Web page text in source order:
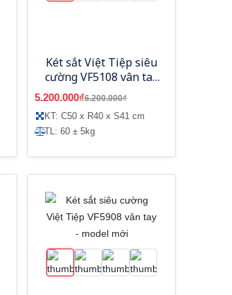
Két sắt Việt Tiệp siêu
cường VF5108 vân tay
- model mới
5.200.000₫6.200.000₫
KT: C50 x R40 x S41 cm
TL: 60 ± 5kg